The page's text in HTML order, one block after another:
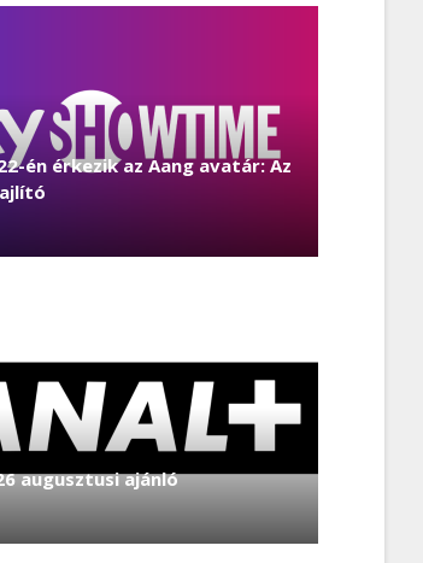
én érkezik az Aang avatár: Az
augusztusi ajánló